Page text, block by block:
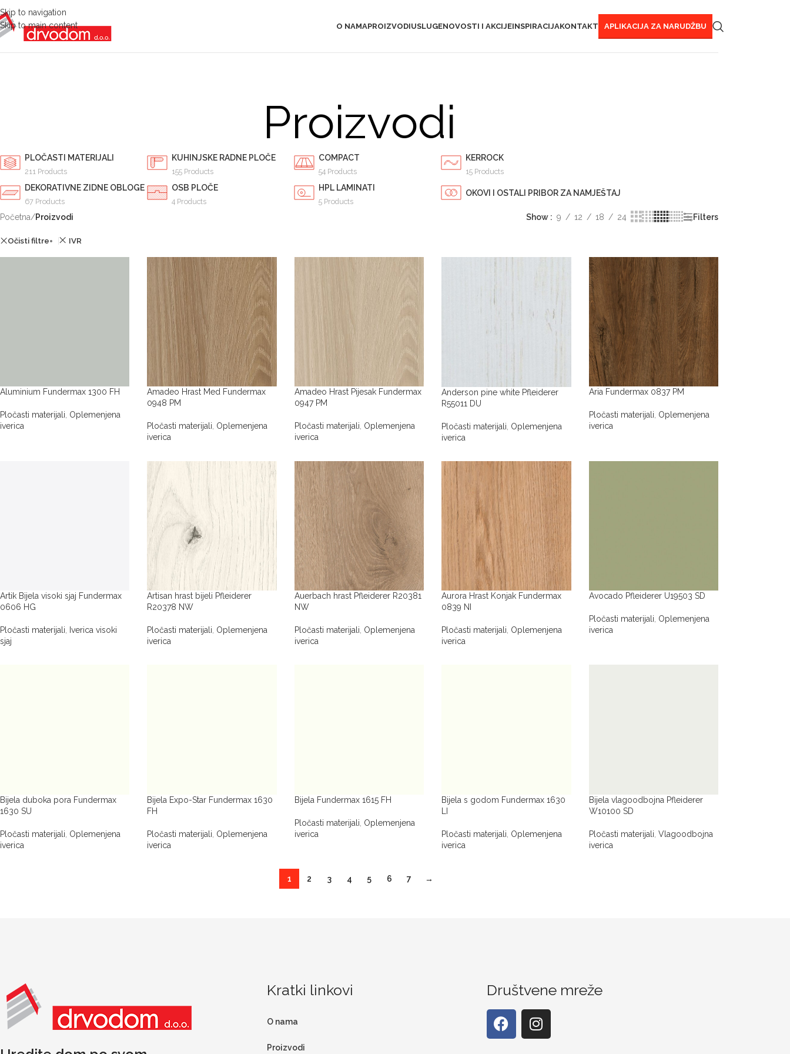
Skip to navigation
Skip to main content
O NAMAPROIZVODIUSLUGENOVOSTI I AKCIJEINSPIRACIJAKONTAKT APLIKACIJA ZA NARUDŽBU
Proizvodi
PLOČASTI MATERIJALI
211 Products
KUHINJSKE RADNE PLOČE
155 Products
COMPACT
54 Products
KERROCK
15 Products
DEKORATIVNE ZIDNE OBLOGE
67 Products
OSB PLOČE
4 Products
HPL LAMINATI
5 Products
OKOVI I OSTALI PRIBOR ZA NAMJEŠTAJ
Početna/Proizvodi Show 9 12 18 24 Filters
Očisti filtre IVR
Aluminium Fundermax 1300 FH
Pločasti materijali, Oplemenjena
iverica
Amadeo Hrast Med Fundermax
0948 PM
Pločasti materijali, Oplemenjena
iverica
Amadeo Hrast Pijesak Fundermax
0947 PM
Pločasti materijali, Oplemenjena
iverica
Anderson pine white Pfleiderer
R55011 DU
Pločasti materijali Oplemenjena
iverica
Aria Fundermax 0837 PM
Pločasti materijali, Oplemenjena
iverica
Artik Bijela visoki sjaj Fundermax
0606 HG
Pločasti materijali, Iverica visoki
sjaj
Artisan hrast bijeli Pfleiderer
R20378 NW
Pločasti materijali, Oplemenjena
iverica
Auerbach hrast Pfleiderer R20381
NW
Pločasti materijali, Oplemenjena
iverica
Aurora Hrast Konjak Fundermax
0839 NI
Pločasti materijali, Oplemenjena
iverica
Avocado Pfleiderer U19503 SD
Pločasti materijali, Oplemenjena
iverica
Bijela duboka pora Fundermax
1630 SU
Pločasti materijali Oplemenjena
iverica
Bijela Expo-Star Fundermax 1630
FH
Pločasti materijali Oplemenjena
iverica
Bijela Fundermax 1615 FH
Pločasti materijali Oplemenjena
iverica
Bijela s godom Fundermax 1630
Pločasti materijali Oplemenjena
iverica
Bijela vlagoodbojna Pfleiderer
W10100 SD
Pločasti materijali Vlagoodbojna
iverica
1 2 3 4 5 6 7 →
Kratki linkovi
O nama
Proizvodi
Društvene mreže